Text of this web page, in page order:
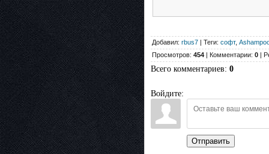
Добавил: rbus7 | Теги: софт,
Просмотров: 454 | Комментарии: 0 |
Всего комментариев: 0
Войдите:
Отправить